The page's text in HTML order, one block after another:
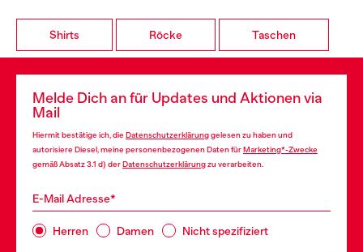
Shirts Röcke Taschen
Melde Dich an für Updates und Aktionen via
Mail
Hiermit bestätige ich, die Datenschutzerklärunggelesen zu haben und
autorisiere Diesel, meine personenbezogenen Daten für Marketing*-Zwecke
gemäß Absatz 3.1 d) der Datenschutzerklärungzu verarbeiten.
E-Mail Adresse*
Herren Damen Nicht spezifiziert